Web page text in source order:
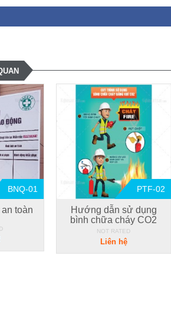
BNQ-01
toàn
PTF-02
Hướng dẫn sử dụng
bình chữa cháy CO2
NOT RATED
Liên hệ